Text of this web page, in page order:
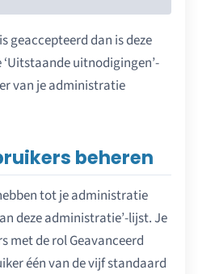
geaccepteerd dan is deze
uitnodigingen’-
van je administratie
beheren
tot je administratie
deze administratie’-lijst. Je
met de rol Geavanceerd
één van de vijf standaard